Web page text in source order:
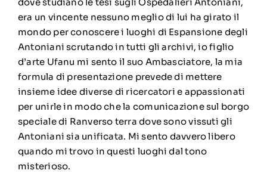
dove studiano le tesi sugli Ospedalieri Antoniani,
era un vincente nessuno meglio di lui ha girato il
mondo per conoscere i luoghi di Espansione degli
Antoniani scrutando in tutti gli archivi, io figlio
d’arte Ufanu mi sento il suo Ambasciatore, la mia
formula di presentazione prevede di mettere
insieme idee diverse di ricercatori e appassionati
per unirle in modo che la comunicazione sul borgo
speciale di Ranverso terra dove sono vissuti gli
Antoniani sia unificata. Mi sento davvero libero
quando mi trovo in questi luoghi dal tono
misterioso.